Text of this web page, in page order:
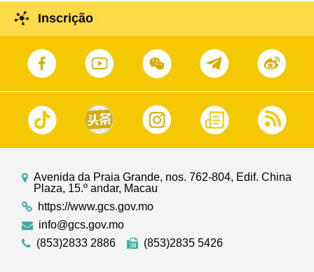
Inscrição
Avenida da Praia Grande, nos. 762-804, Edif. China
Plaza, 15.º andar, Macau
https://www.gcs.gov.mo
info@gcs.gov.mo
(853)2833 2886
(853)2835 5426